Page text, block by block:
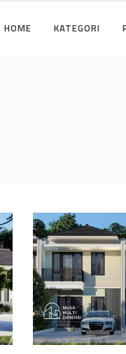
HOME KATEGORI
Desain
4 di
DESAIN RUMAH